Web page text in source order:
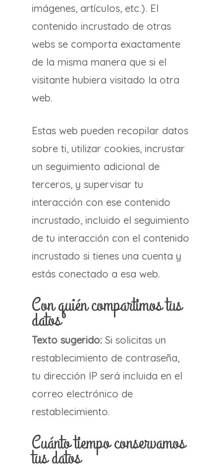
imágenes, artículos, etc.). El
contenido incrustado de otras
webs se comporta exactamente
de la misma manera que si el
visitante hubiera visitado la otra
web.
Estas web pueden recopilar datos
sobre ti, utilizar cookies, incrustar
un seguimiento adicional de
terceros, y supervisar tu
interacción con ese contenido
incrustado, incluido el seguimiento
de tu interacción con el contenido
incrustado si tienes una cuenta y
estás conectado a esa web.
Con quién compartimos tus
datos
Texto sugerido: Si solicitas un
restablecimiento de contraseña,
tu dirección IP será incluida en el
correo electrónico de
restablecimiento.
Cuánto tiempo conservamos
tus datos